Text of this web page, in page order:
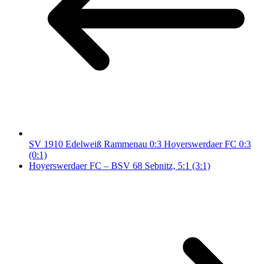
SV 1910 Edelweiß Rammenau 0:3 Hoyerswerdaer FC 0:3
(0:1)
Hoyerswerdaer FC – BSV 68 Sebnitz, 5:1 (3:1)